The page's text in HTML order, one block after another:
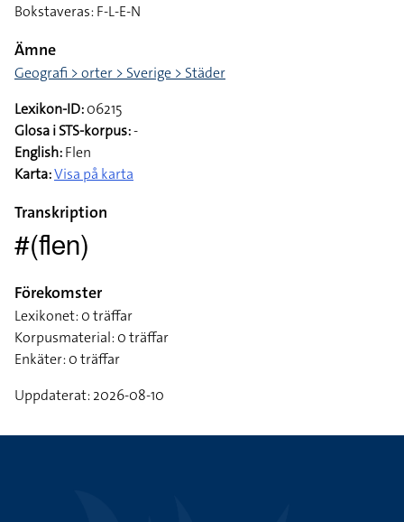
Bokstaveras: F-L-E-N
Ämne
Geografi > orter > Sverige > Städer
Lexikon-ID:06215
Glosa i STS-korpus:-
English:Flen
Karta:Visa på karta
Transkription
#(flen)
Förekomster
Lexikonet: 0 träffar
Korpusmaterial: 0 träffar
Enkäter: 0 träffar
Uppdaterat: 2026-08-10